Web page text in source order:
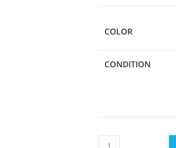
COLOR
CONDITION
quantité